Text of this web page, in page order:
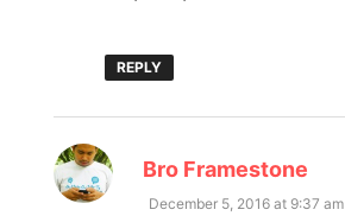
REPLY
Bro Framestone
December 5, 2016 at 9:37 am